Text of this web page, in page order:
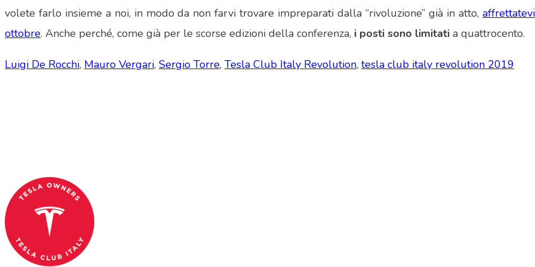
volete farlo insieme a noi, in modo da non farvi trovare impreparati dalla “rivoluzione” già in atto,
ottobre. Anche perché, come già per le scorse edizioni della conferenza, i posti sono limitati a quattrocento.
Luigi De Rocchi, Mauro Vergari, Sergio Torre, Tesla Club Italy Revolution, tesla club italy revolution 2019